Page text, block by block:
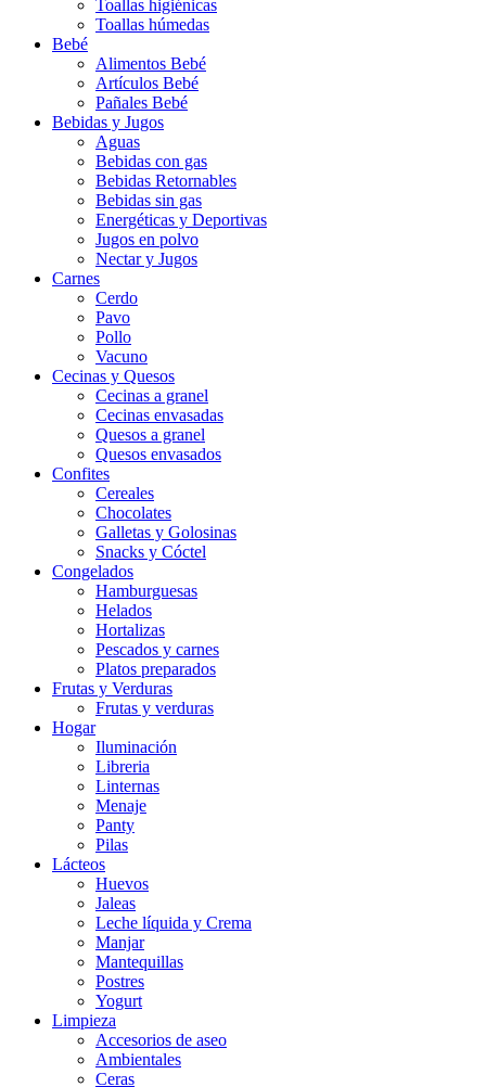
Toallas higiénicas
Toallas húmedas
Bebé
Alimentos Bebé
Artículos Bebé
Pañales Bebé
Bebidas y Jugos
Aguas
Bebidas con gas
Bebidas Retornables
Bebidas sin gas
Energéticas y Deportivas
Jugos en polvo
Nectar y Jugos
Carnes
Cerdo
Pavo
Pollo
Vacuno
Cecinas y Quesos
Cecinas a granel
Cecinas envasadas
Quesos a granel
Quesos envasados
Confites
Cereales
Chocolates
Galletas y Golosinas
Snacks y Cóctel
Congelados
Hamburguesas
Helados
Hortalizas
Pescados y carnes
Platos preparados
Frutas y Verduras
Frutas y verduras
Hogar
Iluminación
Libreria
Linternas
Menaje
Panty
Pilas
Lácteos
Huevos
Jaleas
Leche líquida y Crema
Manjar
Mantequillas
Postres
Yogurt
Limpieza
Accesorios de aseo
Ambientales
Ceras